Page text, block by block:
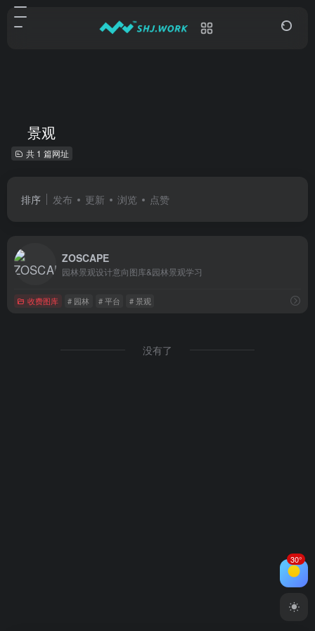
景观
共 1 篇网址
排序 发布 更新 浏览 点赞
ZOSCAPE
园林景观设计意向图库&园林景观学习
收费图库 # 园林 # 平台 # 景观
没有了
30°